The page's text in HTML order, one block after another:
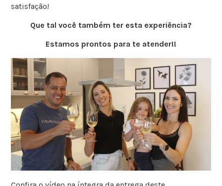
satisfação!
Que tal você também ter esta experiência?
Estamos prontos para te atender!!